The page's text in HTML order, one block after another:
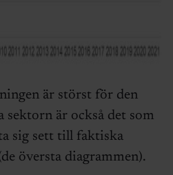
är störst för den
sektorn är också det som
sig sett till faktiska
översta diagrammen).